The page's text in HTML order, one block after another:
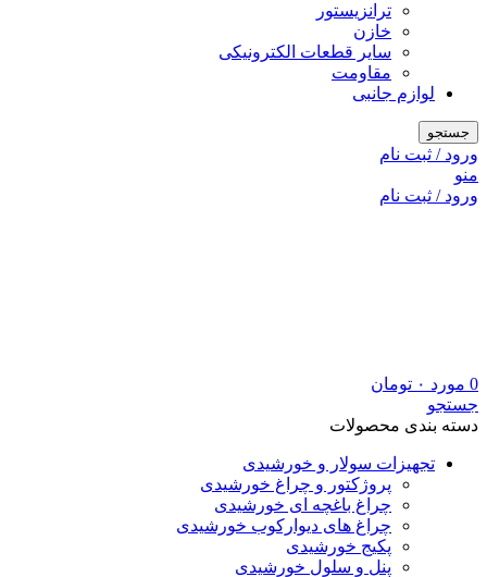
ترانزیستور
خازن
سایر قطعات الکترونیکی
مقاومت
لوازم جانبی
جستجو
ورود / ثبت نام
منو
ورود / ثبت نام
0 مورد ۰ تومان
جستجو
دسته بندی محصولات
تجهیزات سولار و خورشیدی
پروژکتور و چراغ خورشیدی
چراغ باغچه ای خورشیدی
چراغ های دیوارکوب خورشیدی
پکیج خورشیدی
پنل و سلول خورشیدی